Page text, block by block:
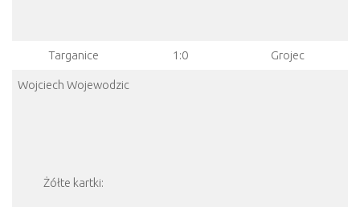
Targanice 1:0 Grojec
Wojciech Wojewodzic
Żółte kartki: